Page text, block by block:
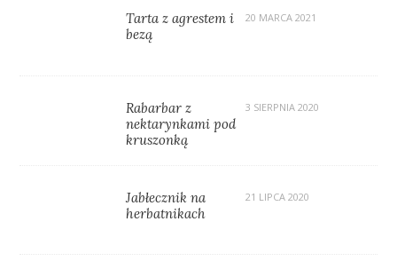
Tarta z agrestem i
bezą
20 MARCA 2021
Rabarbar z
nektarynkami pod
kruszonką
3 SIERPNIA 2020
Jabłecznik na
herbatnikach
21 LIPCA 2020